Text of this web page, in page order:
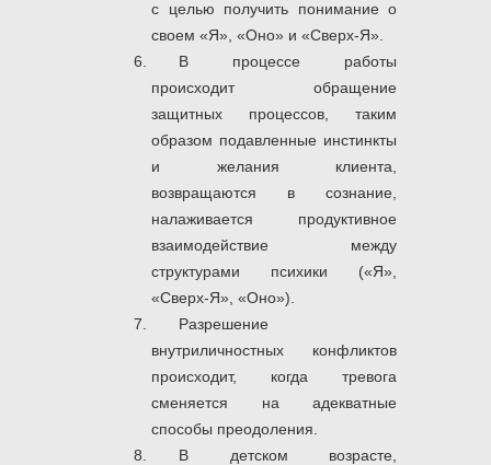
с целью получить понимание о
своем «Я», «Оно» и «Сверх-Я».
В процессе работы
происходит обращение
защитных процессов, таким
образом подавленные инстинкты
и желания клиента,
возвращаются в сознание,
налаживается продуктивное
взаимодействие между
структурами психики («Я»,
«Сверх-Я», «Оно»).
Разрешение
внутриличностных конфликтов
происходит, когда тревога
сменяется на адекватные
способы преодоления.
В детском возрасте,